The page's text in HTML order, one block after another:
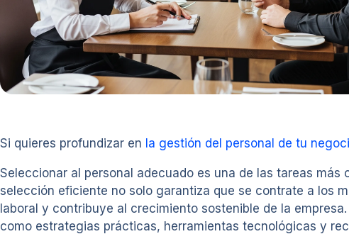
Si quieres profundizar en la gestión del personal de tu
Seleccionar al personal adecuado es una de las tareas
selección eficiente no solo garantiza que se contrate a los
laboral y contribuye al crecimiento sostenible de la
como estrategias prácticas, herramientas tecnológicas y